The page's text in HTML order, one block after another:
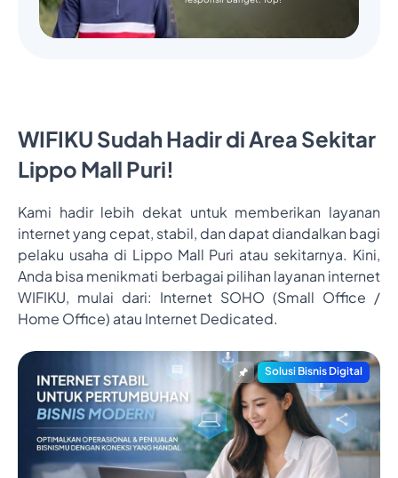
WIFIKU Sudah Hadir di Area Sekitar
Lippo Mall Puri!
Kami hadir lebih dekat untuk memberikan layanan
internet yang cepat, stabil, dan dapat diandalkan bagi
pelaku usaha di Lippo Mall Puri atau sekitarnya. Kini,
Anda bisa menikmati berbagai pilihan layanan internet
WIFIKU, mulai dari: Internet SOHO (Small Office /
Home Office) atau Internet Dedicated.
Solusi Bisnis Digital